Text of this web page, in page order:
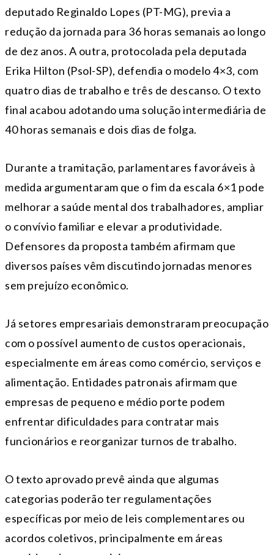
deputado Reginaldo Lopes (PT-MG), previa a
redução da jornada para 36 horas semanais ao longo
de dez anos. A outra, protocolada pela deputada
Erika Hilton (Psol-SP), defendia o modelo 4×3, com
quatro dias de trabalho e três de descanso. O texto
final acabou adotando uma solução intermediária de
40 horas semanais e dois dias de folga.
Durante a tramitação, parlamentares favoráveis à
medida argumentaram que o fim da escala 6×1 pode
melhorar a saúde mental dos trabalhadores, ampliar
o convívio familiar e elevar a produtividade.
Defensores da proposta também afirmam que
diversos países vêm discutindo jornadas menores
sem prejuízo econômico.
Já setores empresariais demonstraram preocupação
com o possível aumento de custos operacionais,
especialmente em áreas como comércio, serviços e
alimentação. Entidades patronais afirmam que
empresas de pequeno e médio porte podem
enfrentar dificuldades para contratar mais
funcionários e reorganizar turnos de trabalho.
O texto aprovado prevê ainda que algumas
categorias poderão ter regulamentações
específicas por meio de leis complementares ou
acordos coletivos, principalmente em áreas